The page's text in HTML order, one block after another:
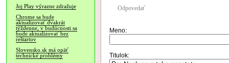
Joj Play výrazne zdražuje
Chrome sa bude
aktualizovať dvakrát
týždenne, v budúcnosti sa
bude aktualizovať bez
reštartov
Slovensko.sk má opäť
technické problémy
Odpovedať
Meno:
Titulok: